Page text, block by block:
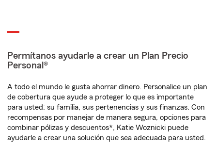
Permítanos ayudarle a crear un Plan Precio
Personal®
A todo el mundo le gusta ahorrar dinero. Personalice un plan
de cobertura que ayude a proteger lo que es importante
para usted: su familia, sus pertenencias y sus finanzas. Con
recompensas por manejar de manera segura, opciones para
combinar pólizas y descuentos*, Katie Woznicki puede
ayudarle a crear una solución que sea adecuada para usted.